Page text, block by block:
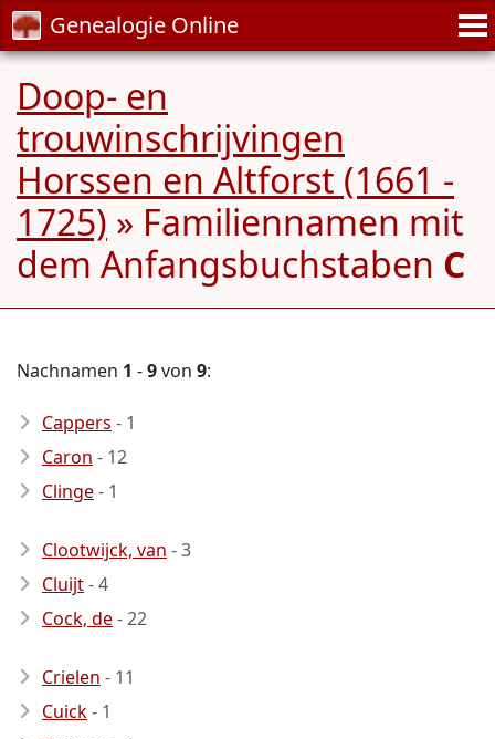
Genealogie Online
Doop- en
trouwinschrijvingen
Horssen en Altforst (1661 -
1725) » Familiennamen mit
dem Anfangsbuchstaben C
Nachnamen 1 -9von 9:
Cappers - 1
Caron - 12
Clinge- 1
Clootwijck, van - 3
Cluijt- 4
Cock, de- 22
Crielen - 11
Cuick- 1